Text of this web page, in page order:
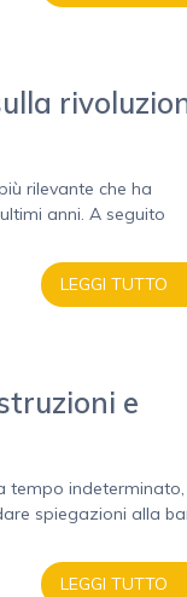
rilevante che ha
anni. A seguito
LEGGI TUTTO
e
tempo indeterminato,
spiegazioni alla
LEGGI TUTTO